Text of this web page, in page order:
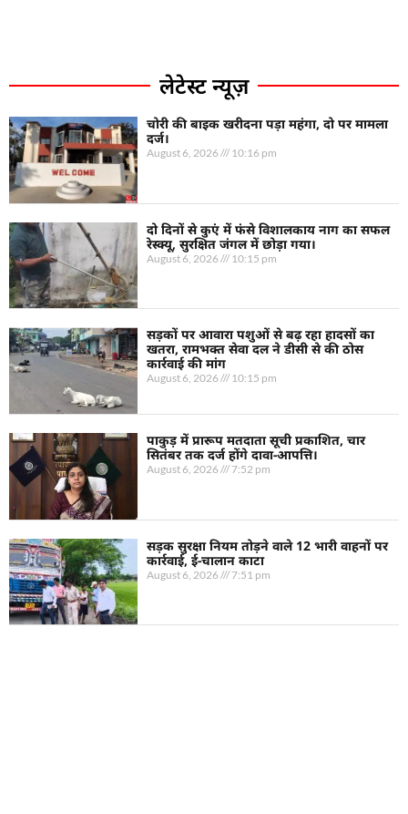
लेटेस्ट न्यूज़
चोरी की बाइक खरीदना पड़ा महंगा, दो पर मामला
दर्ज।
August 6, 2026 10:16 pm
दो दिनों से कुएं में फंसे विशालकाय नाग का सफल
रेस्क्यू, सुरक्षित जंगल में छोड़ा गया।
August 6, 2026 10:15 pm
सड़कों पर आवारा पशुओं से बढ़ रहा हादसों का
खतरा, रामभक्त सेवा दल ने डीसी से की ठोस
कार्रवाई की मांग
August 6, 2026 10:15 pm
पाकुड़ में प्रारूप मतदाता सूची प्रकाशित, चार
सितंबर तक दर्ज होंगे दावा-आपत्ति।
August 6, 2026 7:52 pm
सड़क सुरक्षा नियम तोड़ने वाले 12 भारी वाहनों पर
कार्रवाई, ई-चालान काटा
August 6, 2026 7:51 pm